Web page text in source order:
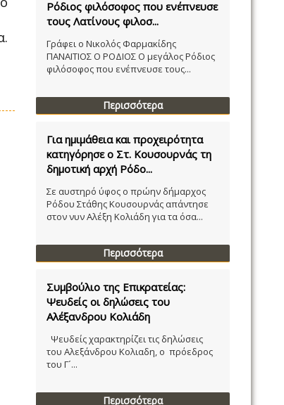
Ρόδιος φιλόσοφος που ενέπνευσε
τους Λατίνους φιλοσ...
Γράφει ο Νικολός Φαρμακίδης
ΠΑΝΑΙΤΙΟΣ Ο ΡΟΔΙΟΣ Ο μεγάλος Ρόδιος
φιλόσοφος που ενέπνευσε τους...
Περισσότερα
Για ημιμάθεια και προχειρότητα
κατηγόρησε ο Στ. Κουσουρνάς τη
δημοτική αρχή Ρόδο...
Σε αυστηρό ύφος ο πρώην δήμαρχος
Ρόδου Στάθης Κουσουρνάς απάντησε
στον νυν Αλέξη Κολιάδη για τα όσα...
Περισσότερα
Συμβούλιο της Επικρατείας:
Ψευδείς οι δηλώσεις του
Αλέξανδρου Κολιάδη
Ψευδείς χαρακτηρίζει τις δηλώσεις
του Αλεξάνδρου Κολιαδη, ο πρόεδρος
του Γ´...
Περισσότερα